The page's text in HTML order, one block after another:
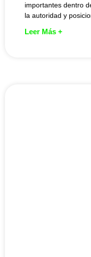
importantes dentro
la autoridad y
Leer Más +